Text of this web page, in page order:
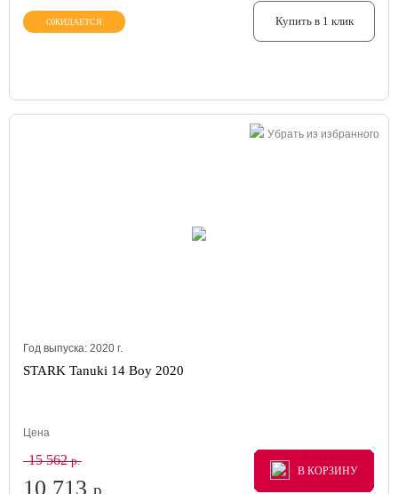
ОЖИДАЕТСЯ Купить в 1 клик
Убрать из избранного
Год выпуска: 2020 г.
STARK Tanuki 14 Boy 2020
Цена
15 562р.
10 713 р.
В КОРЗИНУ
В КОРЗИНУ
В КОРЗИНУ